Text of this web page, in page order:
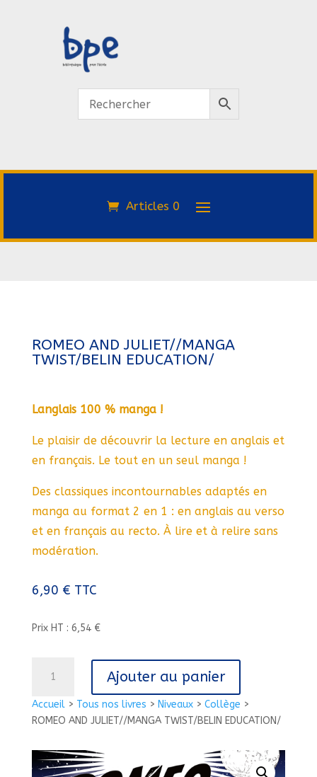
Articles 0
Accueil> Tous nos livres > Niveaux> Collège >
ROMEO AND JULIET//MANGA TWIST/BELIN EDUCATION/
ROMEO AND JULIET//MANGA
TWIST/BELIN EDUCATION/
Langlais 100 % manga !
Le plaisir de découvrir la lecture en anglais et
en français. Le tout en un seul manga !
Des classiques incontournables adaptés en
manga au format 2 en 1 : en anglais au verso
et en français au recto. À lire et à relire sans
modération.
6,90 € TTC
Prix HT : 6,54 €
ROMEO
AND
EDUCATION/
Ajouter au panier